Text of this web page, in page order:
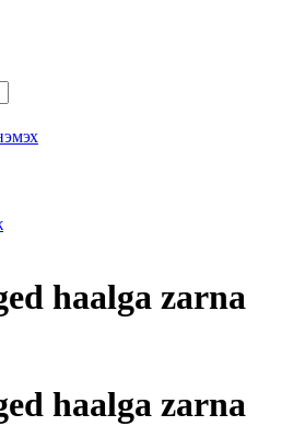
haalga zarna
haalga zarna